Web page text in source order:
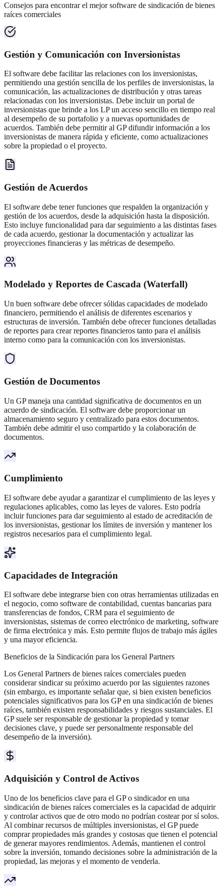
Consejos para encontrar el mejor software de sindicación de bienes
raíces comerciales
Gestión y Comunicación con Inversionistas
El software debe facilitar las relaciones con los inversionistas,
permitiendo una gestión sencilla de los perfiles de inversionistas, la
comunicación, las actualizaciones de distribución y otras tareas
relacionadas con los inversionistas. Debe incluir un portal de
inversionistas que brinde a los LP un acceso sencillo en tiempo real
al desempeño de su portafolio y a nuevas oportunidades de
acuerdos. También debe permitir al GP difundir información a los
inversionistas de manera rápida y eficiente, como actualizaciones
sobre la propiedad o el proyecto.
Gestión de Acuerdos
El software debe tener funciones que respalden la organización y
gestión de los acuerdos, desde la adquisición hasta la disposición.
Esto incluye funcionalidad para dar seguimiento a las distintas fases
de cada acuerdo, gestionar la documentación y actualizar las
proyecciones financieras y las métricas de desempeño.
Modelado y Reportes de Cascada (Waterfall)
Un buen software debe ofrecer sólidas capacidades de modelado
financiero, permitiendo el análisis de diferentes escenarios y
estructuras de inversión. También debe ofrecer funciones detalladas
de reportes para crear reportes financieros tanto para el análisis
interno como para la comunicación con los inversionistas.
Gestión de Documentos
Un GP maneja una cantidad significativa de documentos en un
acuerdo de sindicación. El software debe proporcionar un
almacenamiento seguro y centralizado para estos documentos.
También debe admitir el uso compartido y la colaboración de
documentos.
Cumplimiento
El software debe ayudar a garantizar el cumplimiento de las leyes y
regulaciones aplicables, como las leyes de valores. Esto podría
incluir funciones para dar seguimiento al estado de acreditación de
los inversionistas, gestionar los límites de inversión y mantener los
registros necesarios para el cumplimiento legal.
Capacidades de Integración
El software debe integrarse bien con otras herramientas utilizadas en
el negocio, como software de contabilidad, cuentas bancarias para
transferencias de fondos, CRM para el seguimiento de
inversionistas, sistemas de correo electrónico de marketing, software
de firma electrónica y más. Esto permite flujos de trabajo más ágiles
y una mayor eficiencia.
Beneficios de la Sindicación para los General Partners
Los General Partners de bienes raíces comerciales pueden
considerar sindicar su próximo acuerdo por las siguientes razones
(sin embargo, es importante señalar que, si bien existen beneficios
potenciales significativos para los GP en una sindicación de bienes
raíces, también existen responsabilidades y riesgos sustanciales. El
GP suele ser responsable de gestionar la propiedad y tomar
decisiones clave, y puede ser personalmente responsable del
desempeño de la inversión).
Adquisición y Control de Activos
Uno de los beneficios clave para el GP o sindicador en una
sindicación de bienes raíces comerciales es la capacidad de adquirir
y controlar activos que de otro modo no podrían costear por sí solos.
Al combinar recursos de múltiples inversionistas, el GP puede
comprar propiedades más grandes y costosas que tienen el potencial
de generar mayores rendimientos. Además, mantienen el control
sobre la inversión, tomando decisiones sobre la administración de la
propiedad, las mejoras y el momento de venderla.